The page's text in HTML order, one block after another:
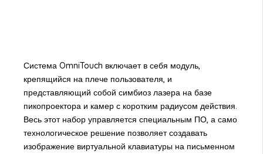
Система OmniTouch включает в себя модуль,
крепящийся на плече пользователя, и
представляющий собой симбиоз лазера на базе
пикопроектора и камер с коротким радиусом действия.
Весь этот набор управляется специальным ПО, а само
технологическое решение позволяет создавать
изображение виртуальной клавиатуры на письменном